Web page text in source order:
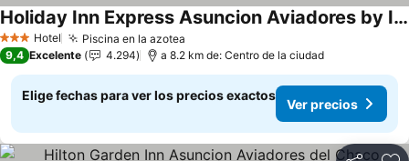
3 Estrellas
Hotel Piscina en la azotea
Holiday Inn Express Asuncion Aviadores by IHG
Ver precios
9,4 Excelente 4.294 a 8.2 km de: Centro de la ciudad
Elige fechas para ver los precios exactos
Ver precios